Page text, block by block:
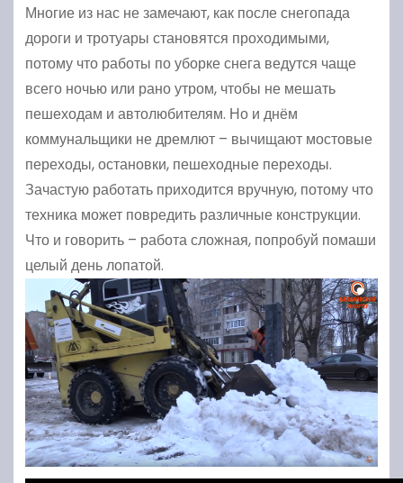
Многие из нас не замечают, как после снегопада
дороги и тротуары становятся проходимыми,
потому что работы по уборке снега ведутся чаще
всего ночью или рано утром, чтобы не мешать
пешеходам и автолюбителям. Но и днём
коммунальщики не дремлют – вычищают мостовые
переходы, остановки, пешеходные переходы.
Зачастую работать приходится вручную, потому что
техника может повредить различные конструкции.
Что и говорить – работа сложная, попробуй помаши
целый день лопатой.